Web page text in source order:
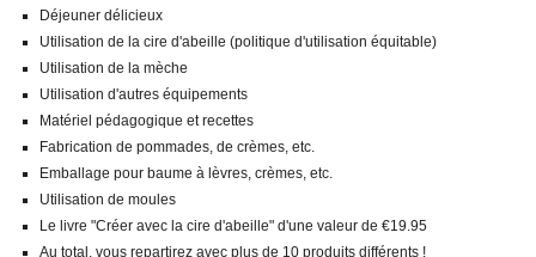
Déjeuner délicieux
Utilisation de la cire d'abeille (politique d'utilisation équitable)
Utilisation de la mèche
Utilisation d'autres équipements
Matériel pédagogique et recettes
Fabrication de pommades, de crèmes, etc.
Emballage pour baume à lèvres, crèmes, etc.
Utilisation de moules
Le livre "Créer avec la cire d'abeille" d'une valeur de €19.95
Au total, vous repartirez avec plus de 10 produits différents !